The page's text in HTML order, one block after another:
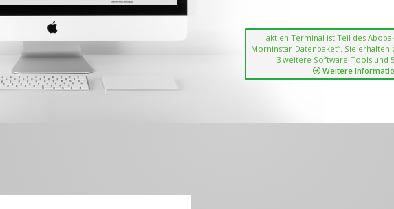
aktien Terminal ist Teil des
Morninstar-Datenpaket“. Sie erhalten
3 weitere Software-Tools und 5
Weitere